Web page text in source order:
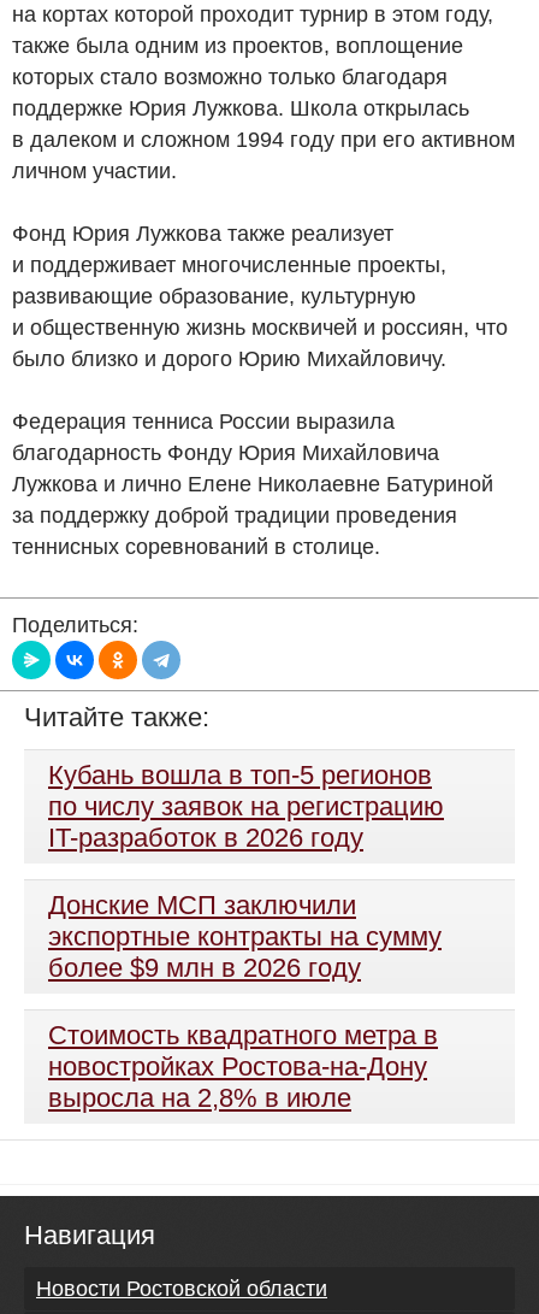
на кортах которой проходит турнир в этом году,
также была одним из проектов, воплощение
которых стало возможно только благодаря
поддержке Юрия Лужкова. Школа открылась
в далеком и сложном 1994 году при его активном
личном участии.
Фонд Юрия Лужкова также реализует
и поддерживает многочисленные проекты,
развивающие образование, культурную
и общественную жизнь москвичей и россиян, что
было близко и дорого Юрию Михайловичу.
Федерация тенниса России выразила
благодарность Фонду Юрия Михайловича
Лужкова и лично Елене Николаевне Батуриной
за поддержку доброй традиции проведения
теннисных соревнований в столице.
Поделиться:
Читайте также:
Кубань вошла в топ-5 регионов
по числу заявок на регистрацию
IT-разработок в 2026 году
Донские МСП заключили
экспортные контракты на сумму
более $9 млн в 2026 году
Стоимость квадратного метра в
новостройках Ростова-на-Дону
выросла на 2,8% в июле
Навигация
Новости Ростовской области